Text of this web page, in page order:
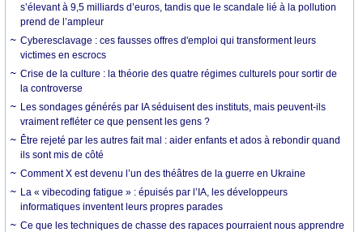
s’élevant à 9,5 milliards d’euros, tandis que le scandale lié à la pollution
prend de l’ampleur
Cyberesclavage : ces fausses offres d'emploi qui transforment leurs
victimes en escrocs
Crise de la culture : la théorie des quatre régimes culturels pour sortir de
la controverse
Les sondages générés par IA séduisent des instituts, mais peuvent-ils
vraiment refléter ce que pensent les gens ?
Être rejeté par les autres fait mal : aider enfants et ados à rebondir quand
ils sont mis de côté
Comment X est devenu l’un des théâtres de la guerre en Ukraine
La « vibecoding fatigue » : épuisés par l’IA, les développeurs
informatiques inventent leurs propres parades
Ce que les techniques de chasse des rapaces pourraient nous apprendre